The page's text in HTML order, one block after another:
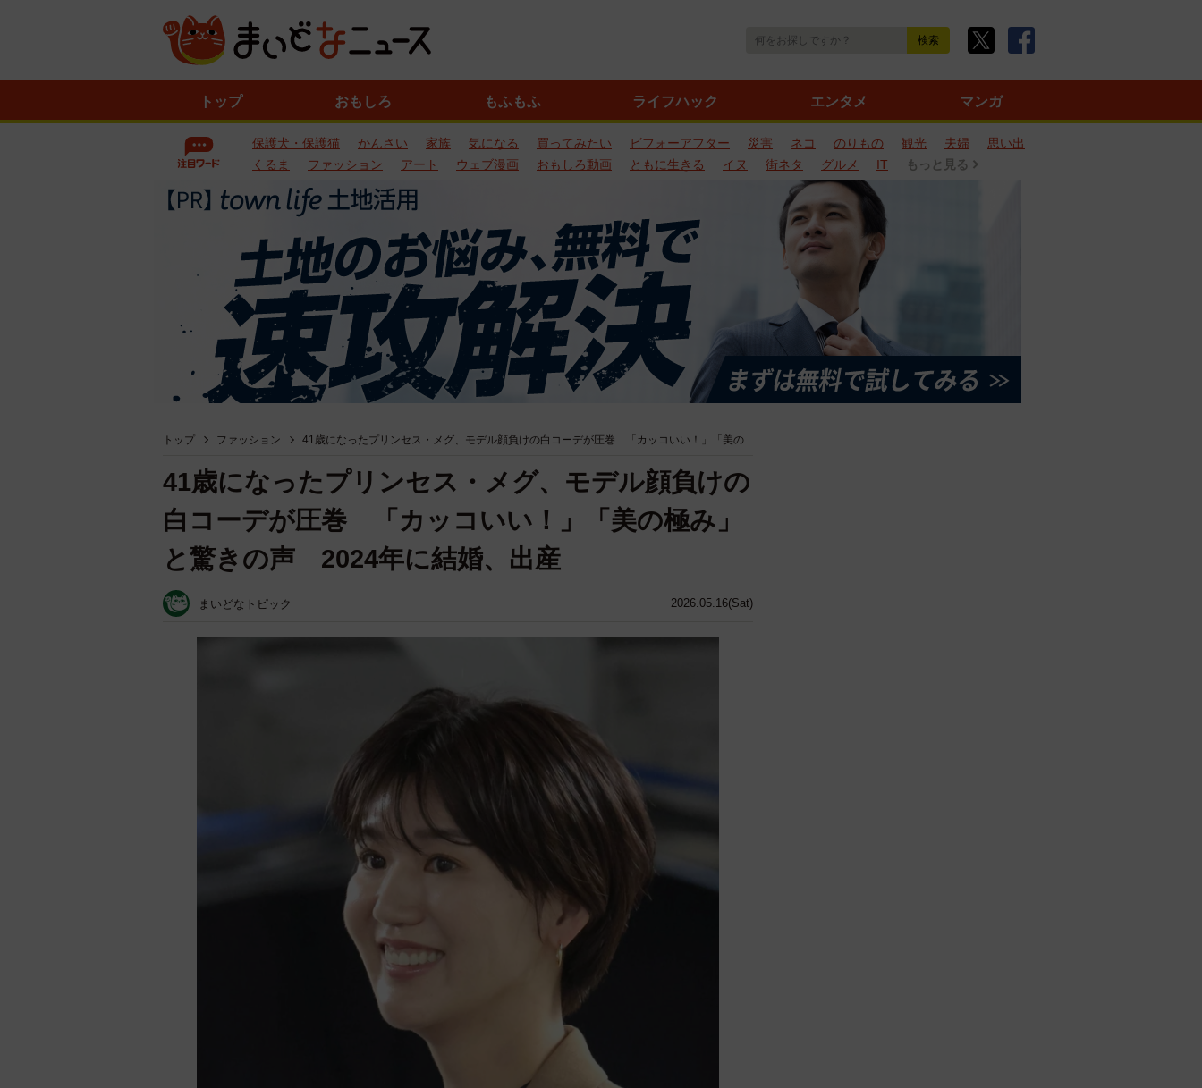
トップ おもしろ もふもふ ライフハック エンタメ マンガ
保護犬・保護猫 かんさい 家族 気になる 買ってみたい ビフォーアフター 災害 ネコ のりもの 観光 夫婦
思い出
くるま
ファッション アート ウェブ漫画 おもしろ動画 ともに生きる イヌ 街ネタ グルメ IT もっと見る
トップ ファッション 41歳になったプリンセス・メグ、モデル顔負けの白コーデが圧巻 「カッコいい！」「美の
2026.05.16(Sat)
41歳になったプリンセス・メグ、モデル顔負けの
白コーデが圧巻 「カッコいい！」「美の極み」
と驚きの声 2024年に結婚、出産
まいどなトピック